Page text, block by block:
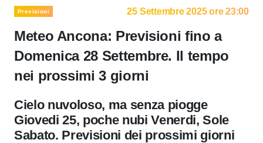
Previsioni 25 Settembre 2025 ore 23:00
Meteo Ancona: Previsioni fino a
Domenica 28 Settembre. Il tempo
nei prossimi 3 giorni
Cielo nuvoloso, ma senza piogge
Giovedi 25, poche nubi Venerdi, Sole
Sabato. Previsioni dei prossimi giorni